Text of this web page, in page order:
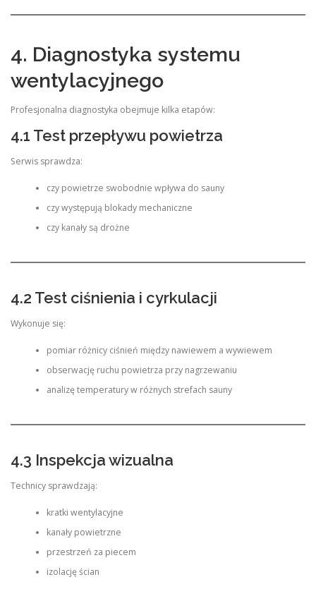
4. Diagnostyka systemu
wentylacyjnego
Profesjonalna diagnostyka obejmuje kilka etapów:
4.1 Test przepływu powietrza
Serwis sprawdza:
czy powietrze swobodnie wpływa do sauny
czy występują blokady mechaniczne
czy kanały są drożne
4.2 Test ciśnienia i cyrkulacji
Wykonuje się:
pomiar różnicy ciśnień między nawiewem a wywiewem
obserwację ruchu powietrza przy nagrzewaniu
analizę temperatury w różnych strefach sauny
4.3 Inspekcja wizualna
Technicy sprawdzają:
kratki wentylacyjne
kanały powietrzne
przestrzeń za piecem
izolację ścian